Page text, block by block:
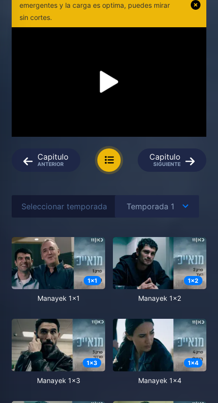
emergentes y la carga es optima, puedes mirar
sin cortes.
Capitulo
ANTERIOR
Capitulo
SIGUIENTE
Seleccionar temporada
1x1
Manayek 1x1
1x2
Manayek 1x2
1x3
Manayek 1x3
1x4
Manayek 1x4